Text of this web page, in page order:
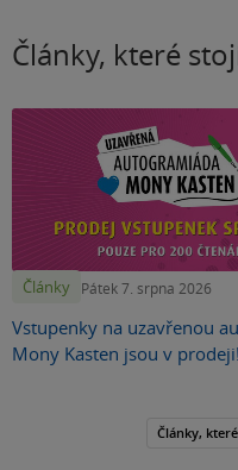
Články, které
Články Pátek 7. srpna 2026
Vstupenky na uzavřenou
Mony Kasten jsou v prodeji!
Články,